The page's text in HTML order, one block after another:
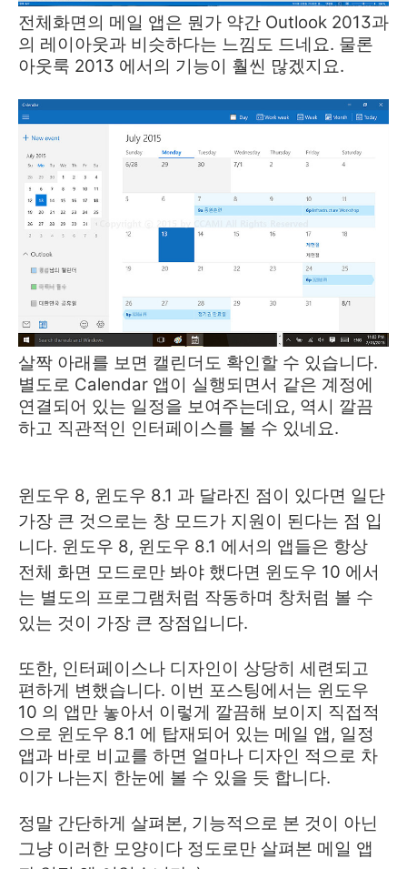
전체화면의 메일 앱은 뭔가 약간 Outlook 2013과
의 레이아웃과 비슷하다는 느낌도 드네요. 물론
아웃룩 2013 에서의 기능이 훨씬 많겠지요.
살짝 아래를 보면 캘린더도 확인할 수 있습니다.
별도로 Calendar 앱이 실행되면서 같은 계정에
연결되어 있는 일정을 보여주는데요, 역시 깔끔
하고 직관적인 인터페이스를 볼 수 있네요.
윈도우 8, 윈도우 8.1 과 달라진 점이 있다면 일단
가장 큰 것으로는 창 모드가 지원이 된다는 점 입
니다. 윈도우 8, 윈도우 8.1 에서의 앱들은 항상
전체 화면 모드로만 봐야 했다면 윈도우 10 에서
는 별도의 프로그램처럼 작동하며 창처럼 볼 수
있는 것이 가장 큰 장점입니다.
또한, 인터페이스나 디자인이 상당히 세련되고
편하게 변했습니다. 이번 포스팅에서는 윈도우
10 의 앱만 놓아서 이렇게 깔끔해 보이지 직접적
으로 윈도우 8.1 에 탑재되어 있는 메일 앱, 일정
앱과 바로 비교를 하면 얼마나 디자인 적으로 차
이가 나는지 한눈에 볼 수 있을 듯 합니다.
정말 간단하게 살펴본, 기능적으로 본 것이 아닌
그냥 이러한 모양이다 정도로만 살펴본 메일 앱